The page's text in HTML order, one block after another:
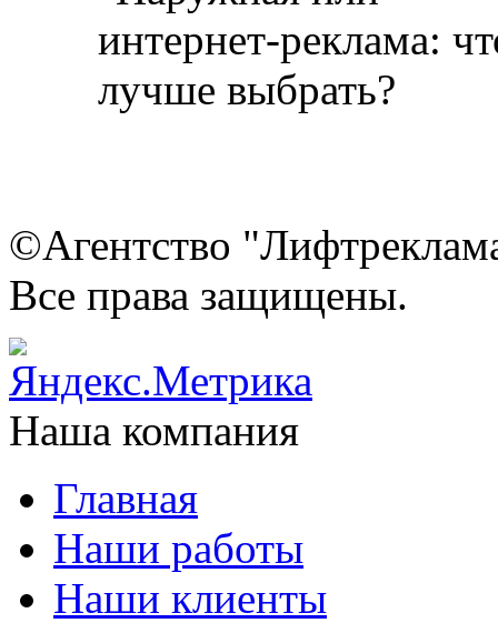
©Агентство
Все права защищены.
Наша компания
Главная
Наши работы
Наши клиенты